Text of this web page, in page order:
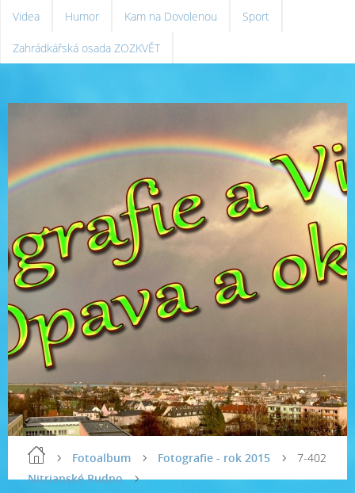
Videa Humor Kam na Dovolenou Sport
Zahrádkářská osada ZOZKVĚT
Fotoalbum
Fotografie - rok 2015
Nitrianské Rudno
7-402